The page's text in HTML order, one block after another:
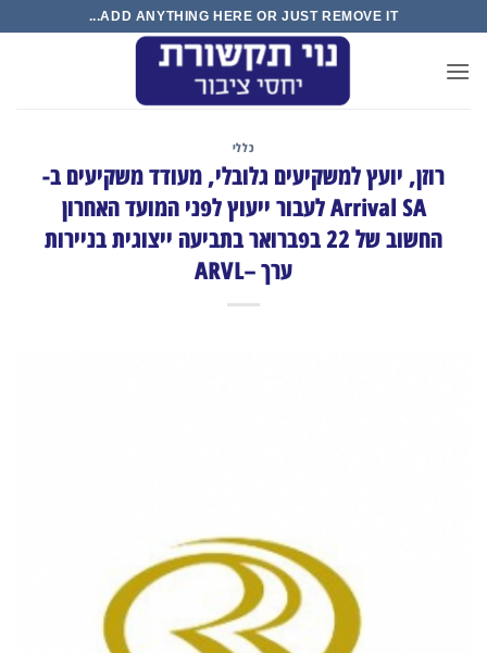
content
ADD ANYTHING HERE OR JUST REMOVE IT...
כללי
רוזן, יועץ למשקיעים גלובלי, מעודד משקיעים ב-
Arrival SA לעבור ייעוץ לפני המועד האחרון
החשוב של 22 בפברואר בתביעה ייצוגית בניירות
ערך –ARVL